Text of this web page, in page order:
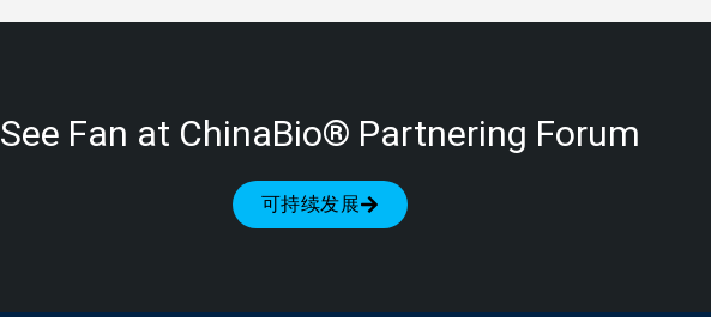
See Fan at ChinaBio® Partnering Forum
可持续发展